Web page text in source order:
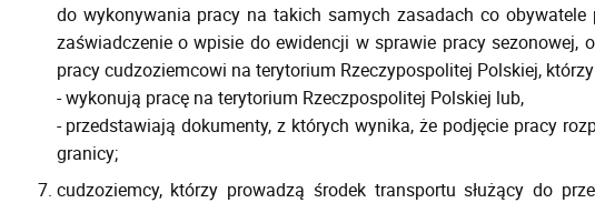
do wykonywania pracy na takich samych zasadach co obywatele
zaświadczenie o wpisie do ewidencji w sprawie pracy sezonowej,
pracy cudzoziemcowi na terytorium Rzeczypospolitej Polskiej,
- wykonują pracę na terytorium Rzeczpospolitej Polskiej lub,
- przedstawiają dokumenty, z których wynika, że podjęcie pracy
granicy;
cudzoziemcy, którzy prowadzą środek transportu służący do